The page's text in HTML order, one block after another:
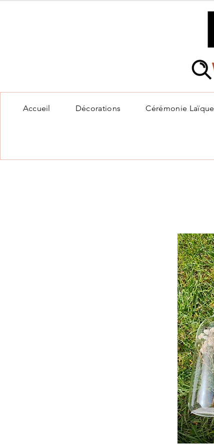
Accueil Décorations Cérémonie Laïque